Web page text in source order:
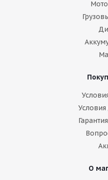
Arivo Winmaster ARW 6
Условия
О